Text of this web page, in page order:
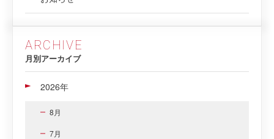
ARCHIVE
月別アーカイブ
2026年
8月
7月